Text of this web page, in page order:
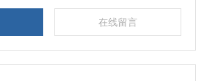
在线留言